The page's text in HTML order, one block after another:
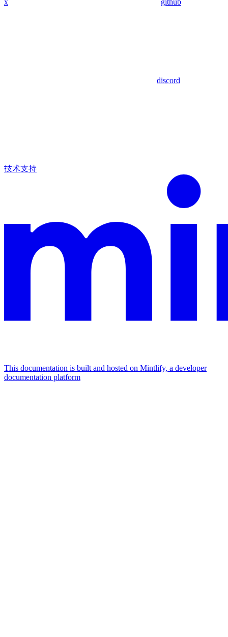
x github
discord
技术支持
This documentation is built and hosted on Mintlify, a developer
documentation platform